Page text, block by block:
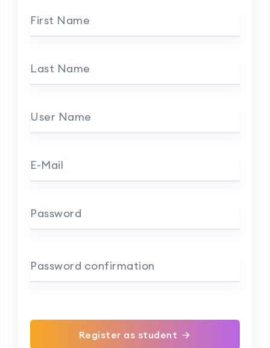
First Name
Last Name
User Name
E-Mail
Password
Password confirmation
Register as student